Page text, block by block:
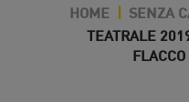
HOME | SENZA
TEATRALE